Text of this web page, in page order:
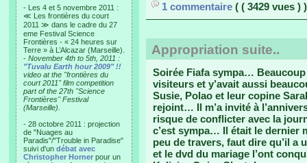
- Les 4 et 5 novembre 2011 :
≪ Les frontières du court
2011 ≫ dans le cadre du 27
eme Festival Science
Frontières - « 24 heures sur
Terre » à L’Alcazar (Marseille).
- November 4th to 5th, 2011 :
"Tuvalu Earth hour 2009" !!
video at the "frontières du
court 2011" film competition
part of the 27th "Science
Frontières" Festival
(Marseille).
- 28 octobre 2011 : projection
de "Nuages au
Paradis"/"Trouble in Paradise"
suivi d'un débat avec
Christopher Horner pour un
1 commentaire ( ( 3429 vues ) )
Appropriation suite..
Soirée Fiafa sympa…
visiteurs et y’avait aussi
Susie, Polao et leur copine
rejoint… Il m’a invité à
risque de conflicter avec la
c’est sympa… Il était le dernier
peu de travers, faut dire qu’il
et le dvd du mariage l’ont